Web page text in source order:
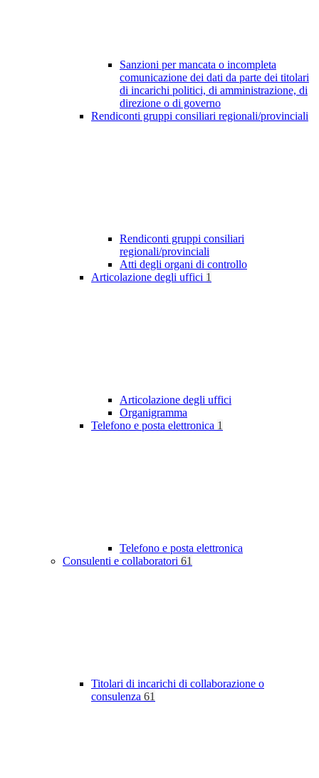
Sanzioni per mancata o incompleta
comunicazione dei dati da parte dei titolari
di incarichi politici, di amministrazione, di
direzione o di governo
Rendiconti gruppi consiliari regionali/provinciali
Rendiconti gruppi consiliari
regionali/provinciali
Atti degli organi di controllo
Articolazione degli uffici 1
Articolazione degli uffici
Organigramma
Telefono e posta elettronica 1
Telefono e posta elettronica
Consulenti e collaboratori 61
Titolari di incarichi di collaborazione o
consulenza 61